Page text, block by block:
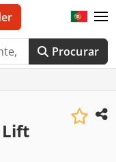
Procurar
Lift